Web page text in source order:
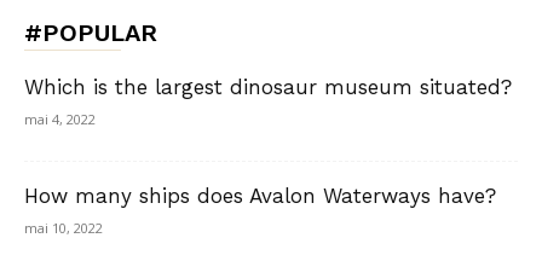
#POPULAR
Which is the largest dinosaur museum situated?
mai 4, 2022
How many ships does Avalon Waterways have?
mai 10, 2022